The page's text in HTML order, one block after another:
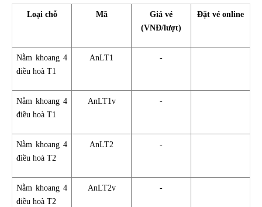
Loại chỗ Mã
Giá vé
(VNĐ/lượt)
Đặt vé online
Nằm khoang 4
điều hoà T1
AnLT1 -
Nằm khoang 4
điều hoà T1
AnLT1v -
Nằm khoang 4
điều hoà T2
AnLT2 -
Nằm khoang 4
điều hoà T2
AnLT2v -